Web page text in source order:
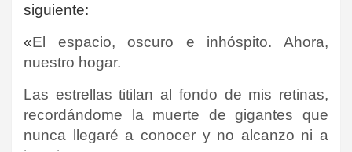
siguiente:
«El espacio, oscuro e inhóspito. Ahora,
nuestro hogar.
Las estrellas titilan al fondo de mis retinas,
recordándome la muerte de gigantes que
nunca llegaré a conocer y no alcanzo ni a